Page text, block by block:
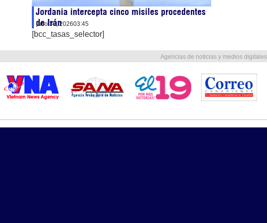
Jordania intercepta cinco misiles procedentes
de Irán
julio 30, 202603:45
[bcc_tasas_selector]
Agencias de noticias y medios digitales